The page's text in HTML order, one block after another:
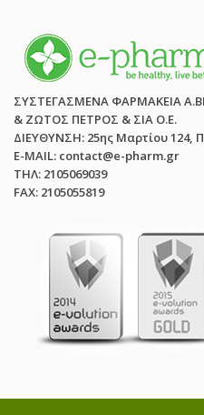
ΣΥΣΤΕΓΑΣΜΕΝΑ ΦΑΡΜΑΚΕΙΑ
& ΖΩΤΟΣ ΠΕΤΡΟΣ & ΣΙΑ Ο.Ε.
ΔΙΕΥΘΥΝΣΗ: 25ης Μαρτίου 124,
E-MAIL: contact@e-pharm.gr
ΤΗΛ: 2105069039
FAX: 2105055819